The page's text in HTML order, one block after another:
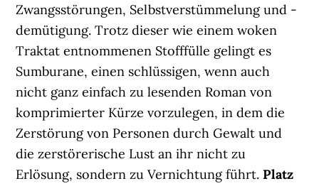
Zwangsstörungen, Selbstverstümmelung und -
demütigung. Trotz dieser wie einem woken
Traktat entnommenen Stofffülle gelingt es
Sumburane, einen schlüssigen, wenn auch
nicht ganz einfach zu lesenden Roman von
komprimierter Kürze vorzulegen, in dem die
Zerstörung von Personen durch Gewalt und
die zerstörerische Lust an ihr nicht zu
Erlösung, sondern zu Vernichtung führt.Platz